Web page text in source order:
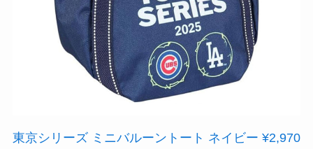
東京シリーズ ミニバルーントート ネイビー ¥2,970